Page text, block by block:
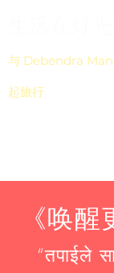
与 Debendra
起旅行
《唤醒
“तपाईले